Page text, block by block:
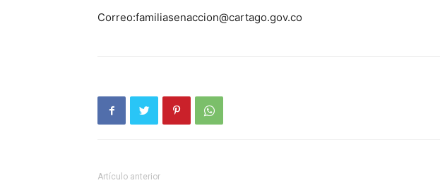
Correo:familiasenaccion@cartago.gov.co
Artículo anterior